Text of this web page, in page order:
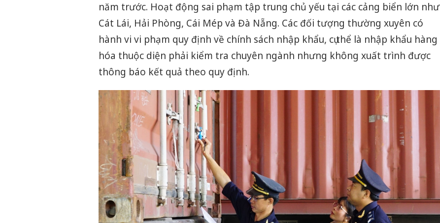
năm trước. Hoạt động sai phạm tập trung chủ yếu tại các cảng biển lớn như
Cát Lái, Hải Phòng, Cái Mép và Đà Nẵng. Các đối tượng thường xuyên có
hành vi vi phạm quy định về chính sách nhập khẩu, cụ thể là nhập khẩu hàng
hóa thuộc diện phải kiểm tra chuyên ngành nhưng không xuất trình được
thông báo kết quả theo quy định.